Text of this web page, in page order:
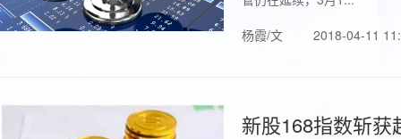
杨霞/文
2018-04-11
新股168指数斩